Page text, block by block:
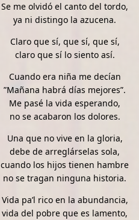
Se me olvidó el canto del tordo,
ya ni distingo la azucena.
Claro que sí, que sí, que sí,
claro que sí lo siento así.
Cuando era niña me decían
”Mañana habrá días mejores”.
Me pasé la vida esperando,
no se acabaron los dolores.
Una que no vive en la gloria,
debe de arreglárselas sola,
cuando los hijos tienen hambre
no se tragan ninguna historia.
Vida pa’l rico en la abundancia,
vida del pobre que es lamento,